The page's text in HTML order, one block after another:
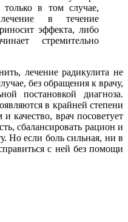
только в том случае,
лечение в течение
эффекта, либо
стремительно
лечение радикулита не
без обращения к врачу,
постановкой диагноза.
в крайней степени
качество, врач посоветует
сбалансировать рацион и
Но если боль сильная, ни в
с ней без помощи